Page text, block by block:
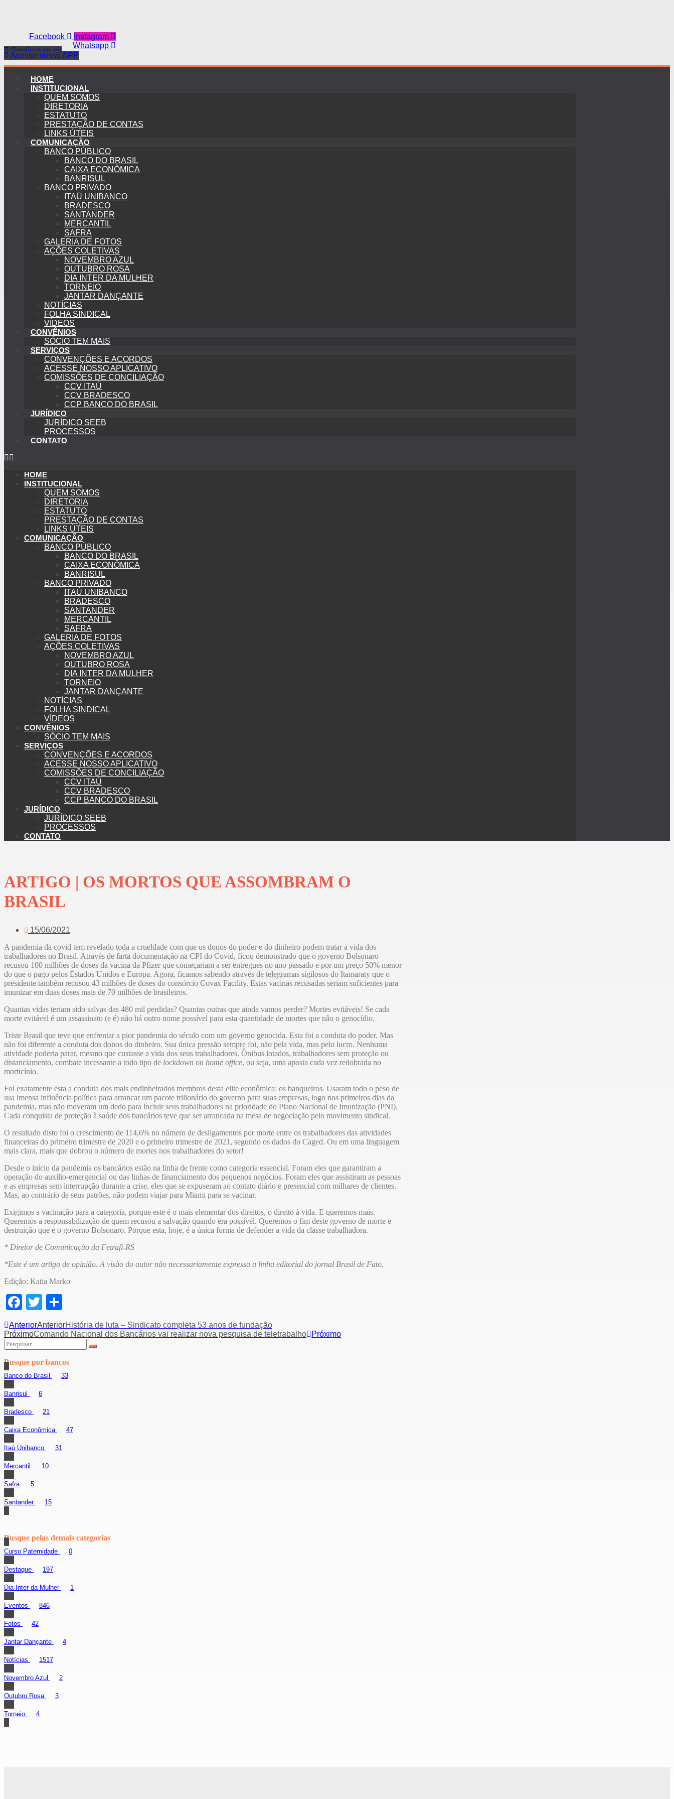
Facebook
Instagram
Whatsapp
Sindicalize-se
Acesse nosso APP
HOME
INSTITUCIONAL
QUEM SOMOS
DIRETORIA
ESTATUTO
PRESTAÇÃO DE CONTAS
LINKS ÚTEIS
COMUNICAÇÃO
BANCO PÚBLICO
BANCO DO BRASIL
CAIXA ECONÔMICA
BANRISUL
BANCO PRIVADO
ITAÚ UNIBANCO
BRADESCO
SANTANDER
MERCANTIL
SAFRA
GALERIA DE FOTOS
AÇÕES COLETIVAS
NOVEMBRO AZUL
OUTUBRO ROSA
DIA INTER DA MULHER
TORNEIO
JANTAR DANÇANTE
NOTÍCIAS
FOLHA SINDICAL
VÍDEOS
CONVÊNIOS
SÓCIO TEM MAIS
SERVIÇOS
CONVENÇÕES E ACORDOS
ACESSE NOSSO APLICATIVO
COMISSÕES DE CONCILIAÇÃO
CCV ITAÚ
CCV BRADESCO
CCP BANCO DO BRASIL
JURÍDICO
JURÍDICO SEEB
PROCESSOS
CONTATO
HOME
INSTITUCIONAL
QUEM SOMOS
DIRETORIA
ESTATUTO
PRESTAÇÃO DE CONTAS
LINKS ÚTEIS
COMUNICAÇÃO
BANCO PÚBLICO
BANCO DO BRASIL
CAIXA ECONÔMICA
BANRISUL
BANCO PRIVADO
ITAÚ UNIBANCO
BRADESCO
SANTANDER
MERCANTIL
SAFRA
GALERIA DE FOTOS
AÇÕES COLETIVAS
NOVEMBRO AZUL
OUTUBRO ROSA
DIA INTER DA MULHER
TORNEIO
JANTAR DANÇANTE
NOTÍCIAS
FOLHA SINDICAL
VÍDEOS
CONVÊNIOS
SÓCIO TEM MAIS
SERVIÇOS
CONVENÇÕES E ACORDOS
ACESSE NOSSO APLICATIVO
COMISSÕES DE CONCILIAÇÃO
CCV ITAÚ
CCV BRADESCO
CCP BANCO DO BRASIL
JURÍDICO
JURÍDICO SEEB
PROCESSOS
CONTATO
ARTIGO | OS MORTOS QUE ASSOMBRAM O
BRASIL
15/06/2021
A pandemia da covid tem revelado toda a crueldade com que os donos do poder e do dinheiro podem tratar a vida dos
trabalhadores no Brasil. Através de farta documentação na CPI do Covid, ficou demonstrado que o governo Bolsonaro
recusou 100 milhões de doses da vacina da Pfizer que começariam a ser entregues no ano passado e por um preço 50% menor
do que o pago pelos Estados Unidos e Europa. Agora, ficamos sabendo através de telegramas sigilosos do Itamaraty que o
presidente também recusou 43 milhões de doses do consórcio Covax Facility. Estas vacinas recusadas seriam suficientes para
imunizar em duas doses mais de 70 milhões de brasileiros.
Quantas vidas teriam sido salvas das 480 mil perdidas? Quantas outras que ainda vamos perder? Mortes evitáveis! Se cada
morte evitável é um assassinato (e é) não há outro nome possível para esta quantidade de mortes que não o genocídio.
Triste Brasil que teve que enfrentar a pior pandemia do século com um governo genocida. Esta foi a conduta do poder. Mas
não foi diferente a conduta dos donos do dinheiro. Sua única pressão sempre foi, não pela vida, mas pelo lucro. Nenhuma
atividade poderia parar, mesmo que custasse a vida dos seus trabalhadores. Ônibus lotados, trabalhadores sem proteção ou
distanciamento, combate incessante a todo tipo de lockdown ou home office, ou seja, uma aposta cada vez redobrada no
morticínio.
Foi exatamente esta a conduta dos mais endinheirados membros desta elite econômica: os banqueiros. Usaram todo o peso de
sua imensa influência política para arrancar um pacote trilionário do governo para suas empresas, logo nos primeiros dias da
pandemia, mas não moveram um dedo para incluir seus trabalhadores na prioridade do Plano Nacional de Imunização (PNI).
Cada conquista de proteção à saúde dos bancários teve que ser arrancada na mesa de negociação pelo movimento sindical.
O resultado disto foi o crescimento de 114,6% no número de desligamentos por morte entre os trabalhadores das atividades
financeiras do primeiro trimestre de 2020 e o primeiro trimestre de 2021, segundo os dados do Caged. Ou em uma linguagem
mais clara, mais que dobrou o número de mortes nos trabalhadores do setor!
Desde o início da pandemia os bancários estão na linha de frente como categoria essencial. Foram eles que garantiram a
operação do auxílio-emergencial ou das linhas de financiamento dos pequenos negócios. Foram eles que assistiram as pessoas
e as empresas sem interrupção durante a crise, eles que se expuseram ao contato diário e presencial com milhares de clientes.
Mas, ao contrário de seus patrões, não podem viajar para Miami para se vacinar.
Exigimos a vacinação para a categoria, porque este é o mais elementar dos direitos, o direito à vida. E queremos mais.
Queremos a responsabilização de quem recusou a salvação quando era possível. Queremos o fim deste governo de morte e
destruição que é o governo Bolsonaro. Porque esta, hoje, é a única forma de defender a vida da classe trabalhadora.
* Diretor de Comunicação da Fetrafi-RS
*Este é um artigo de opinião. A visão do autor não necessariamente expressa a linha editorial do jornal Brasil de Fato.
Edição: Katia Marko
Facebook
Twitter
AnteriorAnteriorHistória de luta – Sindicato completa 53 anos de fundação
PróximoComando Nacional dos Bancários vai realizar nova pesquisa de teletrabalho Próximo
Busque por bancos
Banco do Brasil 33
Banrisul 6
Bradesco 21
Caixa Econômica 47
Itaú Unibanco 31
Mercantil 10
Safra 5
Santander 15
Busque pelas demais categorias
Curso Paternidade 0
Destaque 197
Dia Inter da Mulher 1
Eventos 846
Fotos 42
Jantar Dançante 4
Notícias 1517
Novembro Azul 2
Outubro Rosa 3
Torneio 4